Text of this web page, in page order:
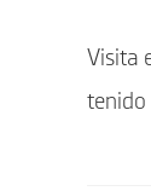
entrada:
Visita
tenido